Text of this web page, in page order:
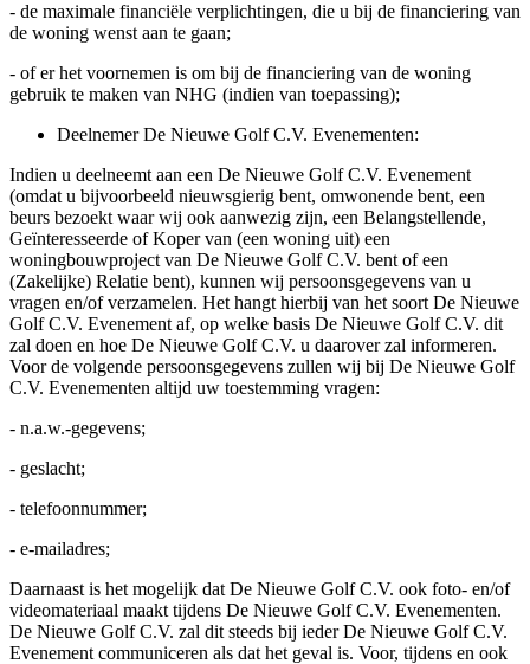
- de maximale financiële verplichtingen, die u bij de financiering van
de woning wenst aan te gaan;
- of er het voornemen is om bij de financiering van de woning
gebruik te maken van NHG (indien van toepassing);
Deelnemer De Nieuwe Golf C.V. Evenementen:
Indien u deelneemt aan een De Nieuwe Golf C.V. Evenement
(omdat u bijvoorbeeld nieuwsgierig bent, omwonende bent, een
beurs bezoekt waar wij ook aanwezig zijn, een Belangstellende,
Geïnteresseerde of Koper van (een woning uit) een
woningbouwproject van De Nieuwe Golf C.V. bent of een
(Zakelijke) Relatie bent), kunnen wij persoonsgegevens van u
vragen en/of verzamelen. Het hangt hierbij van het soort De Nieuwe
Golf C.V. Evenement af, op welke basis De Nieuwe Golf C.V. dit
zal doen en hoe De Nieuwe Golf C.V. u daarover zal informeren.
Voor de volgende persoonsgegevens zullen wij bij De Nieuwe Golf
C.V. Evenementen altijd uw toestemming vragen:
- n.a.w.-gegevens;
- geslacht;
- telefoonnummer;
- e-mailadres;
Daarnaast is het mogelijk dat De Nieuwe Golf C.V. ook foto- en/of
videomateriaal maakt tijdens De Nieuwe Golf C.V. Evenementen.
De Nieuwe Golf C.V. zal dit steeds bij ieder De Nieuwe Golf C.V.
Evenement communiceren als dat het geval is. Voor, tijdens en ook